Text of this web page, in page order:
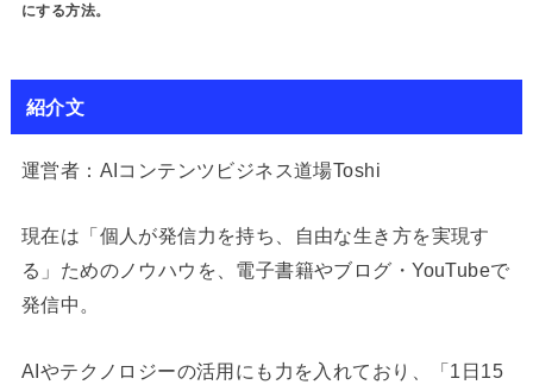
にする方法。
紹介文
運営者：AIコンテンツビジネス道場Toshi
現在は「個人が発信力を持ち、自由な生き方を実現す
る」ためのノウハウを、電子書籍やブログ・YouTubeで
発信中。
AIやテクノロジーの活用にも力を入れており、「1日15